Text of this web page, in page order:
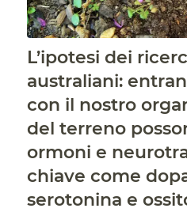
L’ipotesi dei
australiani:
con il nostro
del terreno
ormoni e
chiave come
serotonina e